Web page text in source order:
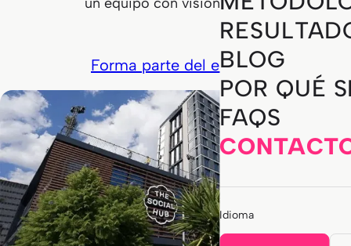
BLOG
POR QUÉ
FAQS
Idioma
Forma parte del equipo